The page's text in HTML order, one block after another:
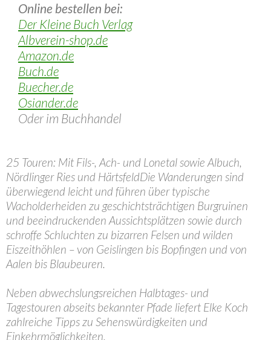
Online bestellen bei:
Der Kleine Buch Verlag
Albverein-shop.de
Amazon.de
Buch.de
Buecher.de
Osiander.de
Oder im Buchhandel
25 Touren: Mit Fils-, Ach- und Lonetal sowie Albuch,
Nördlinger Ries und HärtsfeldDie Wanderungen sind
überwiegend leicht und führen über typische
Wacholderheiden zu geschichtsträchtigen Burgruinen
und beeindruckenden Aussichtsplätzen sowie durch
schroffe Schluchten zu bizarren Felsen und wilden
Eiszeithöhlen – von Geislingen bis Bopfingen und von
Aalen bis Blaubeuren.
Neben abwechslungsreichen Halbtages- und
Tagestouren abseits bekannter Pfade liefert Elke Koch
zahlreiche Tipps zu Sehenswürdigkeiten und
Einkehrmöglichkeiten.